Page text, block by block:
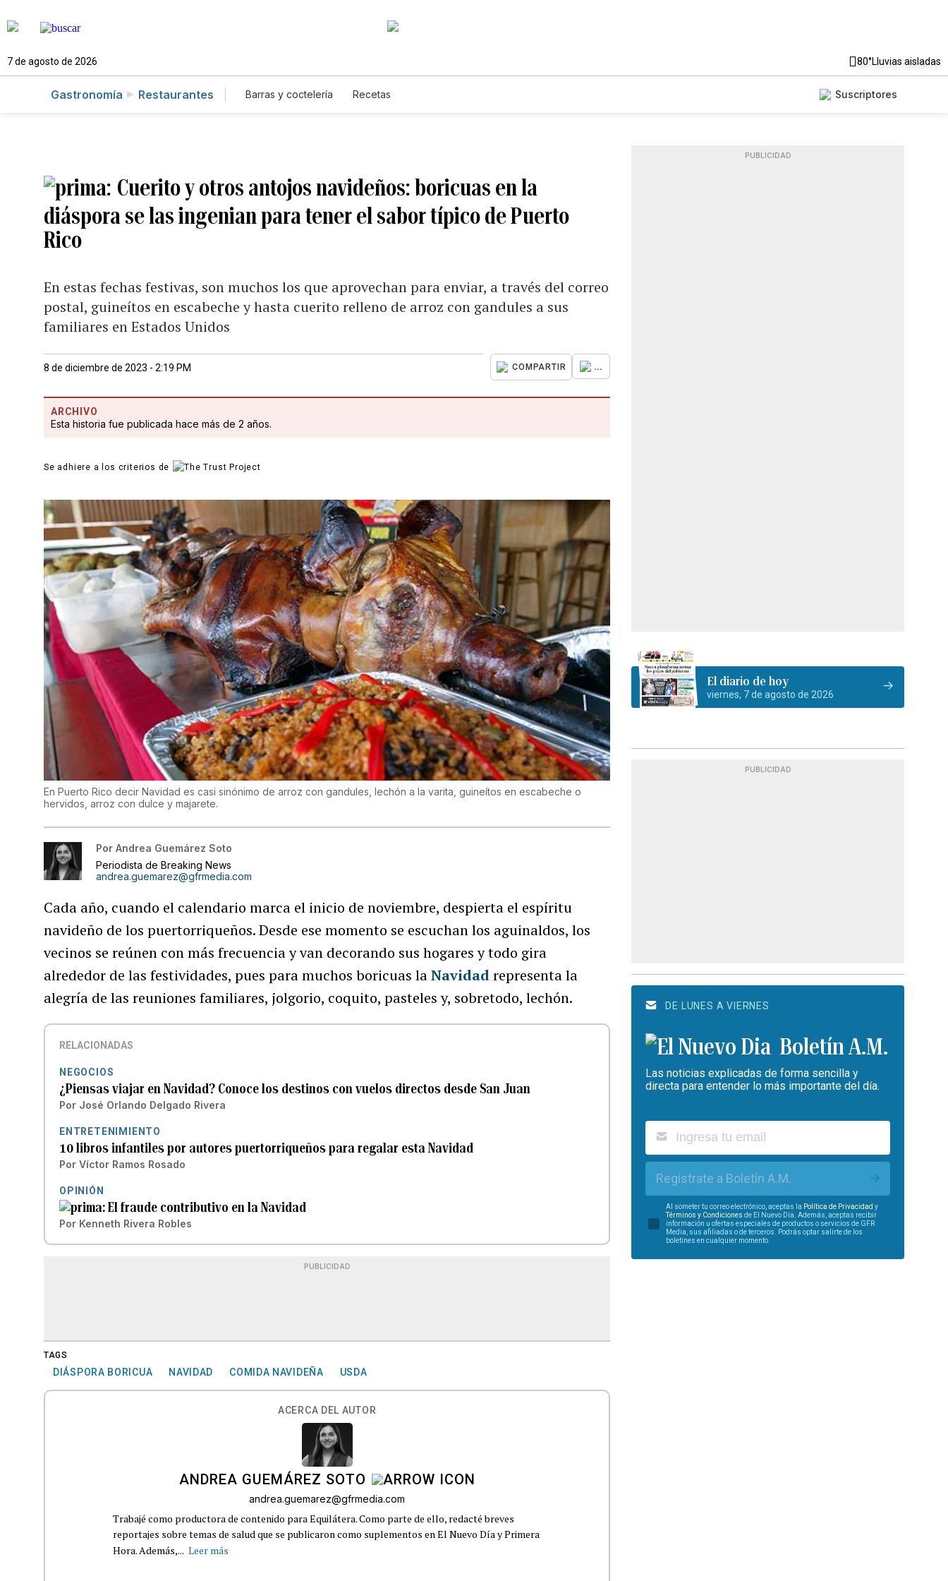
7 de agosto de 2026 80°Lluvias aisladas
Gastronomía Restaurantes Barras y coctelería Recetas Suscriptores
Cuerito y otros antojos navideños: boricuas en la
diáspora se las ingenian para tener el sabor típico de Puerto
Rico
En estas fechas festivas, son muchos los que aprovechan para enviar, a través del correo
postal, guineítos en escabeche y hasta cuerito relleno de arroz con gandules a sus
familiares en Estados Unidos
8 de diciembre de 2023 - 2:19 PM COMPARTIR ...
ARCHIVO
Esta historia fue publicada hace más de 2 años.
Se adhiere a los criterios de
En Puerto Rico decir Navidad es casi sinónimo de arroz con gandules, lechón a la varita, guineítos en escabeche o
hervidos, arroz con dulce y majarete.
Por Andrea Guemárez Soto
Periodista de Breaking News
andrea.guemarez@gfrmedia.com
Cada año, cuando el calendario marca el inicio de noviembre, despierta el espíritu
navideño de los puertorriqueños. Desde ese momento se escuchan los aguinaldos, los
vecinos se reúnen con más frecuencia y van decorando sus hogares y todo gira
alrededor de las festividades, pues para muchos boricuas laNavidadrepresenta la
alegría de las reuniones familiares, jolgorio, coquito, pasteles y, sobretodo, lechón.
RELACIONADAS
NEGOCIOS
¿Piensas viajar en Navidad? Conoce los destinos con vuelos directos desde San Juan
Por José Orlando Delgado Rivera
ENTRETENIMIENTO
10 libros infantiles por autores puertorriqueños para regalar esta Navidad
Por Víctor Ramos Rosado
OPINIÓN
El fraude contributivo en la Navidad
Por Kenneth Rivera Robles
PUBLICIDAD
TAGS
DIÁSPORA BORICUA NAVIDAD COMIDA NAVIDEÑA USDA
ACERCA DEL AUTOR
ANDREA GUEMÁREZ SOTO
andrea.guemarez@gfrmedia.com
Trabajé como productora de contenido para Equilátera. Como parte de ello, redacté breves
reportajes sobre temas de salud que se publicaron como suplementos en El Nuevo Día y Primera
Hora. Además,... Leer más
PUBLICIDAD
El diario de hoy
viernes, 7 de agosto de 2026
PUBLICIDAD
DE LUNES A VIERNES
Boletín A.M.
Las noticias explicadas de forma sencilla y
directa para entender lo más importante del día.
Regístrate a Boletín A.M.
Al someter tu correo electrónico, aceptas la Política de Privacidad y
Términos y Condiciones de El Nuevo Día. Además, aceptas recibir
información u ofertas especiales de productos o servicios de GFR
Media, sus afiliadas o de terceros. Podrás optar salirte de los
boletines en cualquier momento.